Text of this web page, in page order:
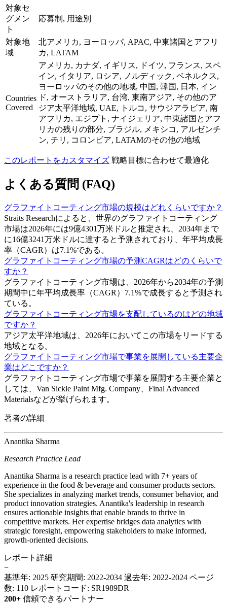
対象セ
グメン
ト
応募制, 用途別
対象地
域
北アメリカ, ヨーロッパ, APAC, 中東諸国とアフリ
カ, LATAM
Countries
Covered
アメリカ, カナダ, イギリス, ドイツ, フランス, スペ
イン, イタリア, ロシア, ノルディック, ベネルクス,
ヨーロッパのその他の地域, 中国, 韓国, 日本, イン
ド, オーストラリア, 台湾, 東南アジア, その他のア
ジア太平洋地域, UAE, トルコ, サウジアラビア, 南
アフリカ, エジプト, ナイジェリア, 中東諸国とアフ
リカの残りの部分, ブラジル, メキシコ, アルゼンチ
ン, チリ, コロンビア, LATAMのその他の地域
このレポートをカスタマイズ 戦略目標に合わせて最適化
よくある質問 (FAQ)
グラファイトコーティング市場の規模はどれくらいですか？
Straits Researchによると、世界のグラファイトコーティング
市場は2026年には9億4301万米ドルと推定され、2034年まで
に16億3241万米ドルに達すると予測されており、年平均成長
率（CAGR）は7.1%である。
グラファイトコーティング市場の予測CAGRはどのくらいで
すか？
グラファイトコーティング市場は、2026年から2034年の予測
期間中に年平均成長率（CAGR）7.1%で成長すると予測され
ている。
グラファイトコーティング市場を支配しているのはどの地域
ですか？
アジア太平洋地域は、2026年においてこの市場をリードする
地域となる。
グラファイトコーティング市場で事業を展開している主要企
業はどこですか？
グラファイトコーティング市場で事業を展開する主要企業と
しては、Van Sickle Paint Mfg. Company、Final Advanced
Materialsなどが挙げられます。
著者の詳細
Anantika Sharma
Research Practice Lead
Anantika Sharma is a research practice lead with 7+ years of
experience in the food & beverage and consumer products sectors.
She specializes in analyzing market trends, consumer behavior, and
product innovation strategies. Anantika's leadership in research
ensures actionable insights that enable brands to thrive in
competitive markets. Her expertise bridges data analytics with
strategic foresight, empowering stakeholders to make informed,
growth-oriented decisions.
レポート詳細
−
基準年: 2025 研究期間: 2022-2034 過去年: 2022-2024 ページ
数: 110 レポートコード: SR1989DR
200+ 信頼できるパートナー